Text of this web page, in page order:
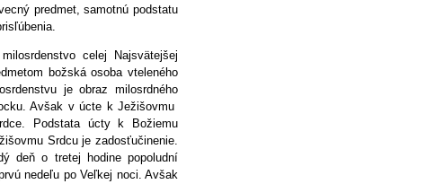
predmet, samotnú podstatu
celej Najsvätejšej
božská osoba vteleného
je obraz milosrdného
Avšak v úcte k Ježišovmu
Podstata úcty k Božiemu
Srdcu je zadosťučinenie.
deň o tretej hodine popoludní
nedeľu po Veľkej noci. Avšak